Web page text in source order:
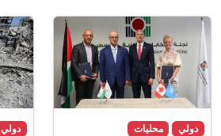
دولي محليات دولي